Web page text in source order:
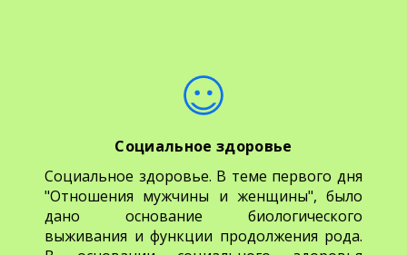
Социальное здоровье
Социальное здоровье. В теме первого дня
"Отношения мужчины и женщины", было
дано основание биологического
выживания и функции продолжения рода.